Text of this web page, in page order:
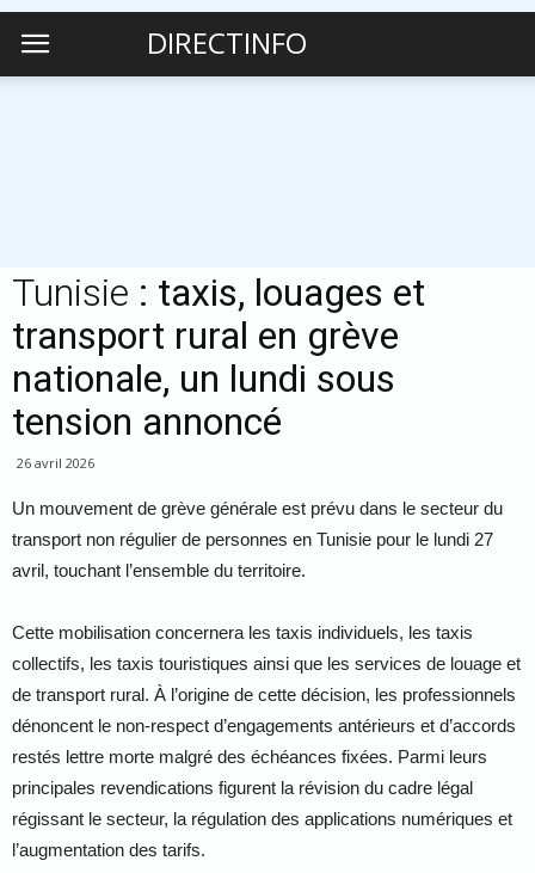
DIRECTINFO
Tunisie : taxis, louages et
transport rural en grève
nationale, un lundi sous
tension annoncé
26 avril 2026
Un mouvement de grève générale est prévu dans le secteur du
transport non régulier de personnes en Tunisie pour le lundi 27
avril, touchant l’ensemble du territoire.
Cette mobilisation concernera les taxis individuels, les taxis
collectifs, les taxis touristiques ainsi que les services de louage et
de transport rural. À l’origine de cette décision, les professionnels
dénoncent le non-respect d’engagements antérieurs et d’accords
restés lettre morte malgré des échéances fixées. Parmi leurs
principales revendications figurent la révision du cadre légal
régissant le secteur, la régulation des applications numériques et
l’augmentation des tarifs.